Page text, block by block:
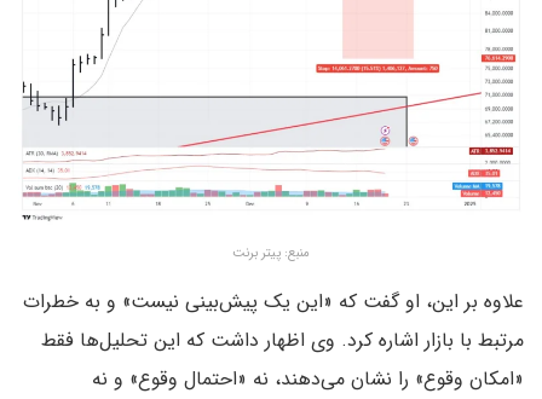
منبع: پیتر برنت
علاوه بر این، او گفت که «این یک پیش‌بینی نیست» و به خطرات
مرتبط با بازار اشاره کرد. وی اظهار داشت که این تحلیل‌ها فقط
«امکان وقوع» را نشان می‌دهند، نه «احتمال وقوع» و نه